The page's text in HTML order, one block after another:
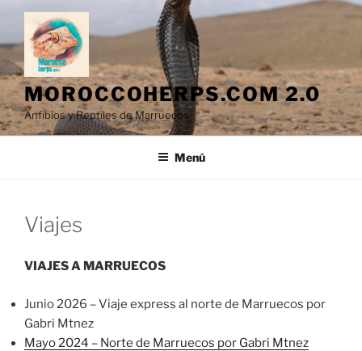
Saltar
contenido
MOROCCOHERPS.COM 2.0
Anfibios y Reptiles de Marruecos
Menú
Viajes
VIAJES A MARRUECOS
Junio 2026 – Viaje express al norte de Marruecos por
Gabri Mtnez
Mayo 2024 – Norte de Marruecos por Gabri Mtnez